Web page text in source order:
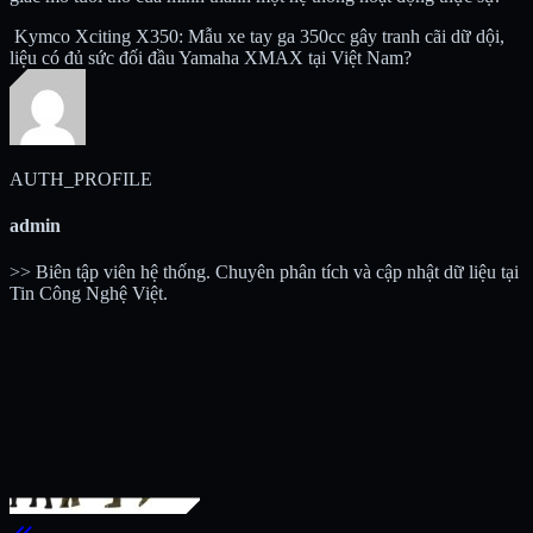
Kymco Xciting X350: Mẫu xe tay ga 350cc gây tranh cãi dữ dội,
liệu có đủ sức đối đầu Yamaha XMAX tại Việt Nam?
AUTH_PROFILE
admin
>> Biên tập viên hệ thống. Chuyên phân tích và cập nhật dữ liệu tại
Tin Công Nghệ Việt.